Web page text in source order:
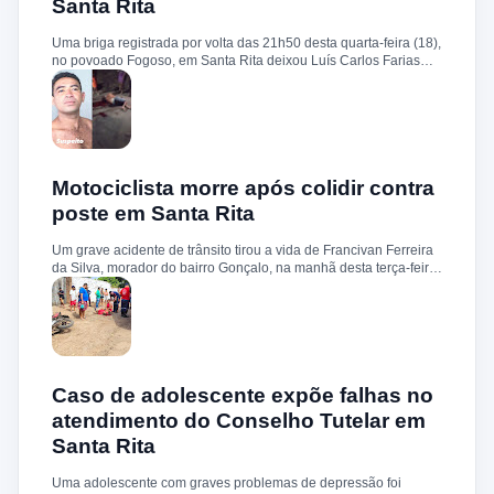
circunstâncias do homicídio. Até o momento, não há informações
Santa Rita
Uma briga registrada por volta das 21h50 desta quarta-feira (18),
no povoado Fogoso, em Santa Rita deixou Luís Carlos Farias
Alves gravemente ferido. Segundo informações, ele e o suspeito
Benedito Alves dos Santos estavam ingerindo bebida alcoólica
quando teve início uma discussão. Durante a confusão, Benedito
quebrou uma garrafa e desferiu vários golpes contra a vítima.
Luís Carlos foi socorrido e, devido à gravidade dos ferimentos,
localizado em sua residência, preso e encaminhado à Delegacia
de Rosário para os procedimentos legais.
Motociclista morre após colidir contra
poste em Santa Rita
Um grave acidente de trânsito tirou a vida de Francivan Ferreira
da Silva, morador do bairro Gonçalo, na manhã desta terça-feira
(02). De acordo com informações, Francivan seguia de
motocicleta com a esposa no sentido Areias–Santa Rita quando
perdeu o controle do veículo nas proximidades da ponte de
Carema, colidindo violentamente contra um poste. A vítima
sofreu traumatismo craniano e morreu ainda no local. A esposa,
Francivan foi encaminhado ao necrotério do Hospital Municipal
de Santa Rita para os procedimentos de praxe.
Caso de adolescente expõe falhas no
atendimento do Conselho Tutelar em
Santa Rita
Uma adolescente com graves problemas de depressão foi